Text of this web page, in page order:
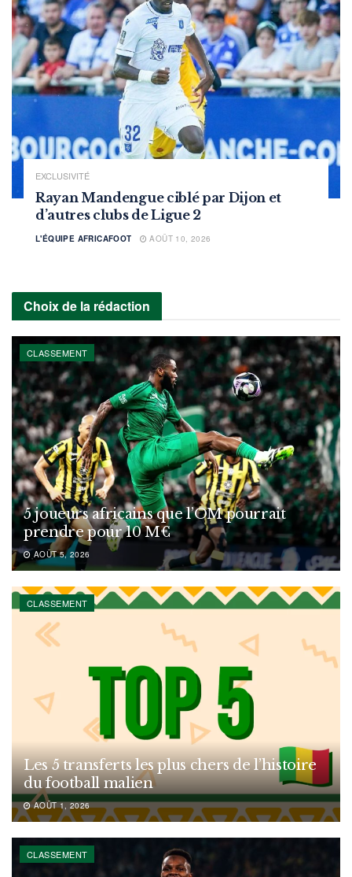
EXCLUSIVITÉ
Rayan Mandengue ciblé par Dijon et
d’autres clubs de Ligue 2
L'ÉQUIPE AFRICAFOOT AOÛT 10, 2026
Choix de la rédaction
CLASSEMENT
5 joueurs africains que l’OM pourrait
prendre pour 10 M€
AOÛT 5, 2026
CLASSEMENT
Les 5 transferts les plus chers de l’histoire
du football malien
AOÛT 1, 2026
CLASSEMENT